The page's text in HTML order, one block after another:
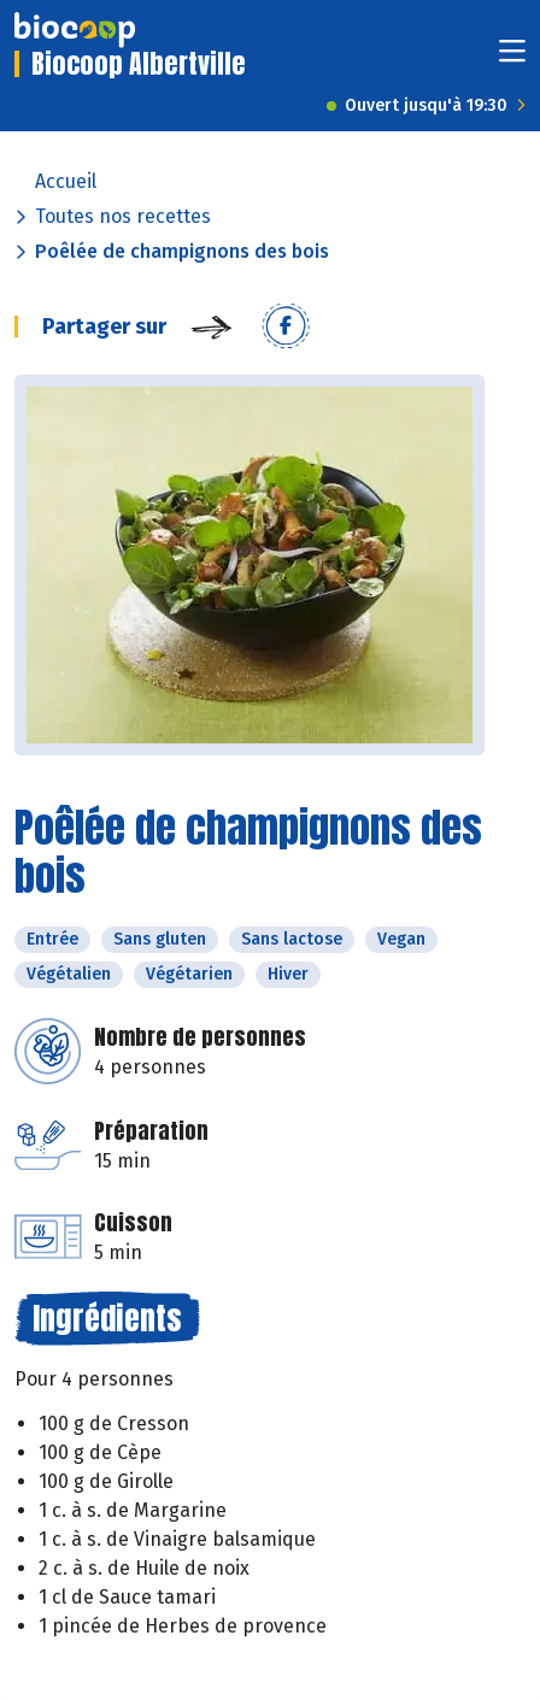
Biocoop Albertville
Ouvert jusqu'à 19:30
Accueil
Toutes nos recettes
Poêlée de champignons des bois
Partager sur
Poêlée de champignons des
bois
Entrée Sans gluten Sans lactose
Vegan
Végétalien
Végétarien Hiver
Nombre de personnes
4 personnes
Préparation
15 min
Cuisson
5 min
Ingrédients
Pour 4 personnes
100 g de Cresson
100 g de Cèpe
100 g de Girolle
1 c. à s. de Margarine
1 c. à s. de Vinaigre balsamique
2 c. à s. de Huile de noix
1 cl de Sauce tamari
1 pincée de Herbes de provence